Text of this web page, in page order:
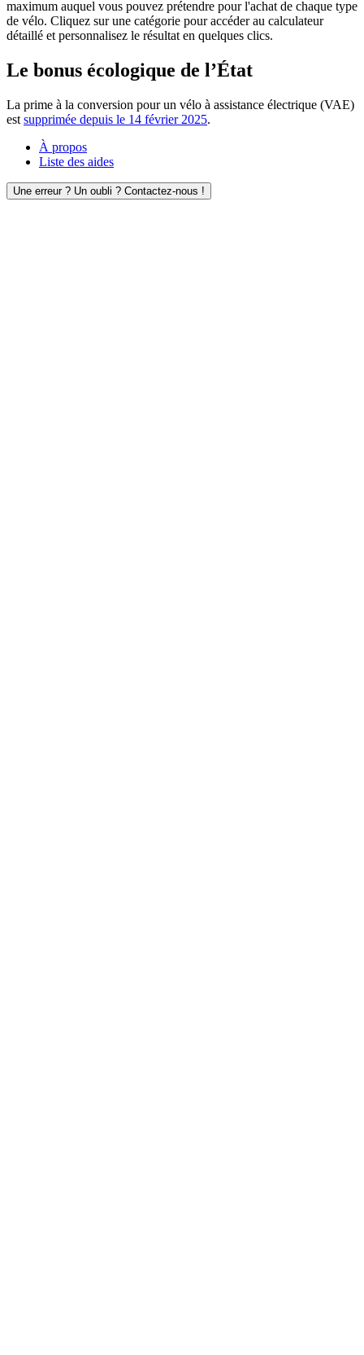
maximum auquel vous pouvez prétendre pour l'achat de chaque type
de vélo. Cliquez sur une catégorie pour accéder au calculateur
détaillé et personnalisez le résultat en quelques clics.
Le bonus écologique de l’État
La prime à la conversion pour un vélo à assistance électrique (VAE)
est supprimée depuis le 14 février 2025.
À propos
Liste des aides
Une erreur ? Un oubli ? Contactez-nous !